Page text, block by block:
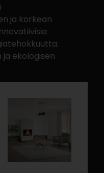
ja korkean
ekologisen